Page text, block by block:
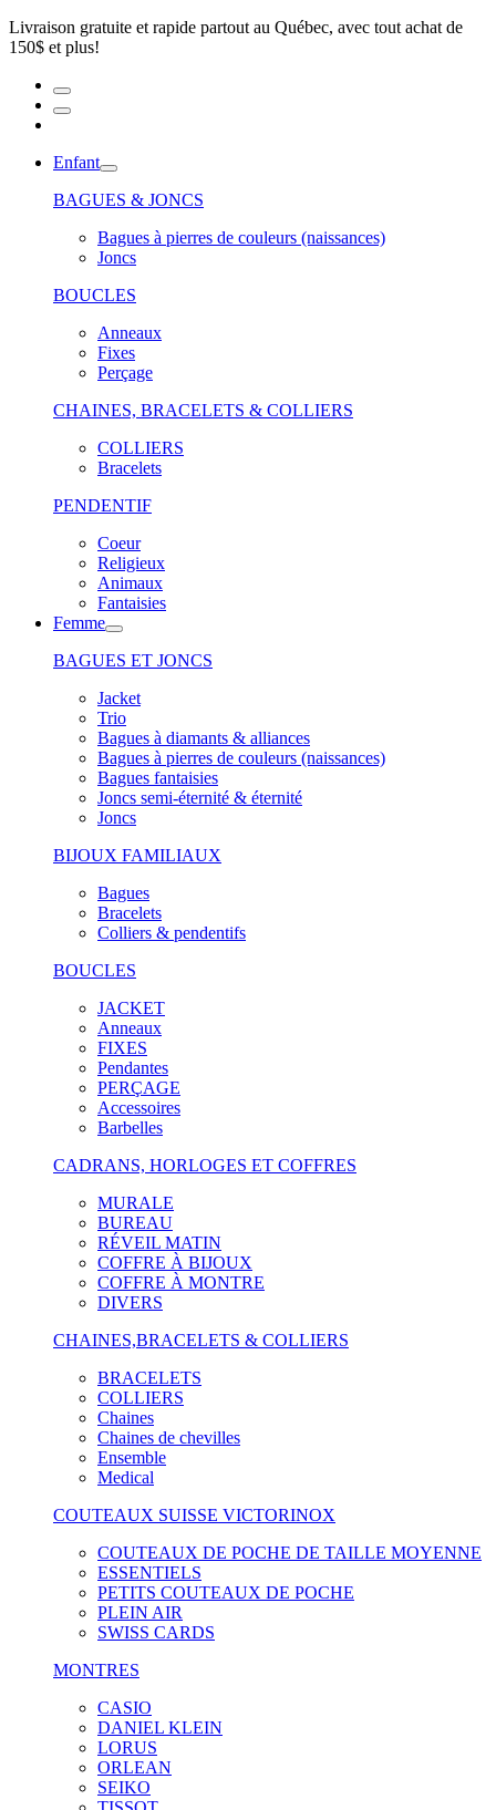
Livraison gratuite et rapide partout au Québec, avec tout achat de
150$ et plus!
Enfant
BAGUES & JONCS
Bagues à pierres de couleurs (naissances)
Joncs
BOUCLES
Anneaux
Fixes
Perçage
CHAINES, BRACELETS & COLLIERS
COLLIERS
Bracelets
PENDENTIF
Coeur
Religieux
Animaux
Fantaisies
Femme
BAGUES ET JONCS
Jacket
Trio
Bagues à diamants & alliances
Bagues à pierres de couleurs (naissances)
Bagues fantaisies
Joncs semi-éternité & éternité
Joncs
BIJOUX FAMILIAUX
Bagues
Bracelets
Colliers & pendentifs
BOUCLES
JACKET
Anneaux
FIXES
Pendantes
PERÇAGE
Accessoires
Barbelles
CADRANS, HORLOGES ET COFFRES
MURALE
BUREAU
RÉVEIL MATIN
COFFRE À BIJOUX
COFFRE À MONTRE
DIVERS
CHAINES,BRACELETS & COLLIERS
BRACELETS
COLLIERS
Chaines
Chaines de chevilles
Ensemble
Medical
COUTEAUX SUISSE VICTORINOX
COUTEAUX DE POCHE DE TAILLE MOYENNE
ESSENTIELS
PETITS COUTEAUX DE POCHE
PLEIN AIR
SWISS CARDS
MONTRES
CASIO
DANIEL KLEIN
LORUS
ORLEAN
SEIKO